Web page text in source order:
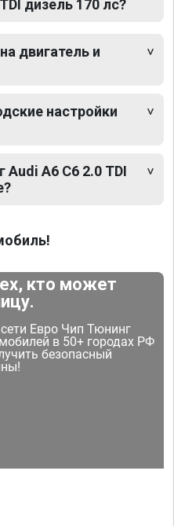
дизель 170 лс?
двигатель и
настройки
Audi A6 C6 2.0 TDI
кто может
Евро Чип Тюнинг
в 50+ городах РФ
безопасный